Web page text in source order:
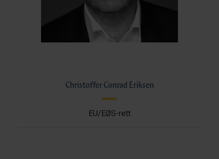
Christoffer Conrad Eriksen
EU/EØS-rett